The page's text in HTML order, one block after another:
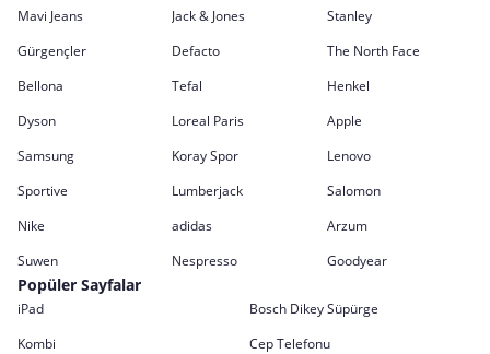
Mavi Jeans
Jack & Jones
Stanley
Gürgençler
Defacto
The North Face
Bellona
Tefal
Henkel
Dyson
Loreal Paris
Apple
Samsung
Koray Spor
Lenovo
Sportive
Lumberjack
Salomon
Nike
adidas
Arzum
Suwen
Nespresso Goodyear
Popüler Sayfalar
iPad
Bosch Dikey Süpürge
Kombi
Cep Telefonu